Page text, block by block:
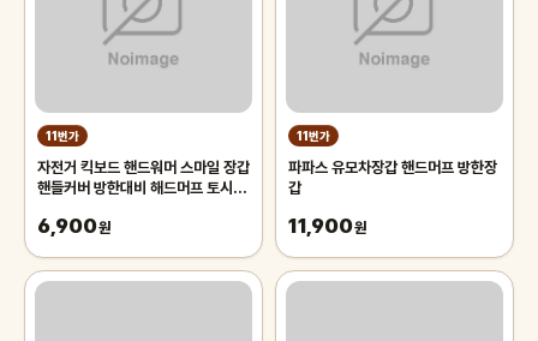
11번가
자전거 킥보드 핸드워머 스마일 장갑
핸들커버 방한대비 해드머프 토시 워
6,900원
11번가
파파스 유모차장갑 핸드머프 방한장
갑
11,900원